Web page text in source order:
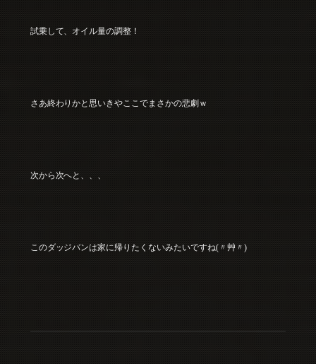
試乗して、オイル量の調整！
さあ終わりかと思いきやここでまさかの悲劇ｗ
次から次へと、、、
このダッジバンは家に帰りたくないみたいですね(〃艸〃)